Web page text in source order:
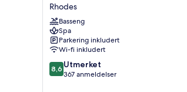
Rhodes
Rhodes
Basseng
Spa
Parkering inkludert
Wi-fi inkludert
8.6
av
8,6 Utmerket
367 anmeldelser